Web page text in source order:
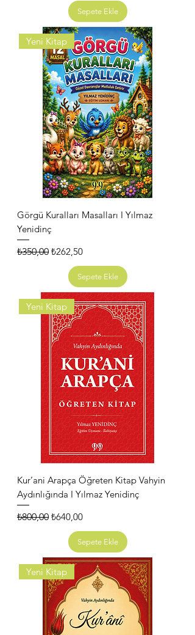
Sepete Ekle
Yeni Kitap
Görgü Kuralları Masalları I Yılmaz
Yenidinç
Normal Fiyat
₺350,00 İndirimli Fiyat
₺262,50
Sepete Ekle
Yeni Kitap
Kur’ani Arapça Öğreten Kitap Vahyin
Aydınlığında I Yılmaz Yenidinç
Normal Fiyat
₺800,00 İndirimli Fiyat
₺640,00
Sepete Ekle
Yeni Kitap